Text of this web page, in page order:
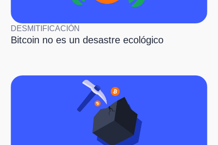
DESMITIFICACIÓN
Bitcoin no es un desastre ecológico